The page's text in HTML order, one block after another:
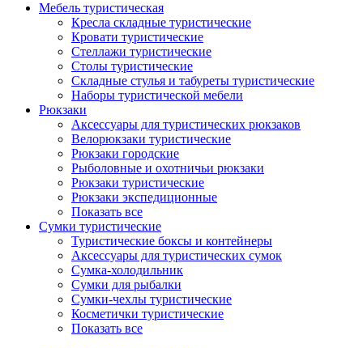
Мебель туристическая
Кресла складные туристические
Кровати туристические
Стеллажи туристические
Столы туристические
Складные стулья и табуреты туристические
Наборы туристической мебели
Рюкзаки
Аксессуары для туристических рюкзаков
Велорюкзаки туристические
Рюкзаки городские
Рыболовные и охотничьи рюкзаки
Рюкзаки туристические
Рюкзаки экспедиционные
Показать все
Сумки туристические
Туристические боксы и контейнеры
Аксессуары для туристических сумок
Сумка-холодильник
Сумки для рыбалки
Сумки-чехлы туристические
Косметички туристические
Показать все